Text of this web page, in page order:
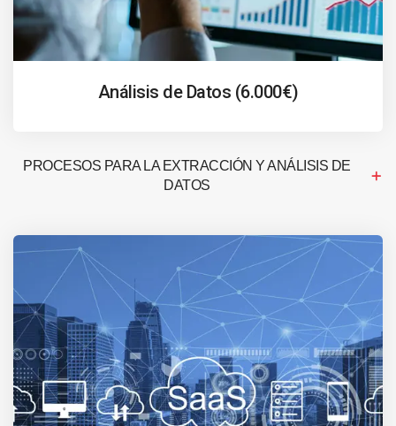
Análisis de Datos (6.000€)
PROCESOS PARA LA EXTRACCIÓN Y ANÁLISIS DE
DATOS